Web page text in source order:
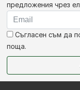
предложения чрез
Съгласен съм да
поща.